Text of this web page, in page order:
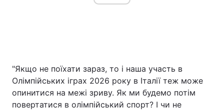
"Якщо не поїхати зараз, то і наша участь в
Олімпійських іграх 2026 року в Італії теж може
опинитися на межі зриву. Як ми будемо потім
повертатися в олімпійський спорт? І чи не